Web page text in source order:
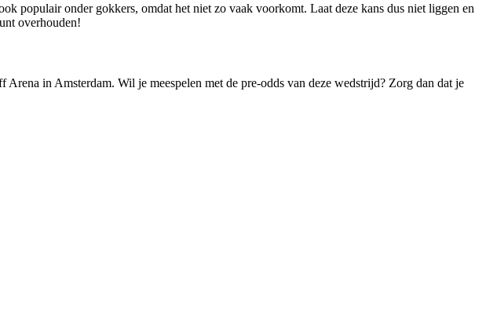
populair onder gokkers, omdat het niet zo vaak voorkomt. Laat deze kans dus niet liggen en
overhouden!
in Amsterdam. Wil je meespelen met de pre-odds van deze wedstrijd? Zorg dan dat je